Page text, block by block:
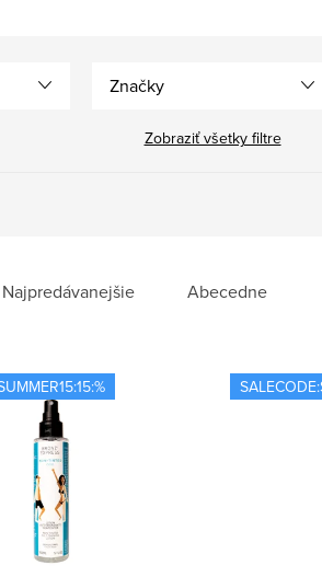
Značky
Zobraziť všetky filtre
Najpredávanejšie Abecedne